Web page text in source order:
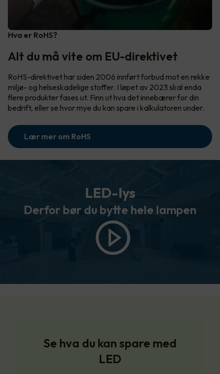
Hva er RoHS?
Alt du må vite om EU-direktivet
RoHS-direktivet har siden 2006 innført forbud mot en rekke
miljø- og helseskadelige stoffer. I løpet av 2023 skal enda
flere produkter fases ut. Finn ut hva det innebærer for din
bedrift, eller se hvor mye du kan spare i kalkulatoren under.
Lær mer om RoHS
LED-lys
Derfor bør du bytte hele lampen
Se hva du kan spare med
LED